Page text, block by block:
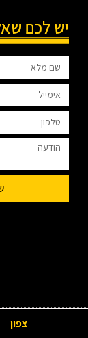
יש לכם
צפון